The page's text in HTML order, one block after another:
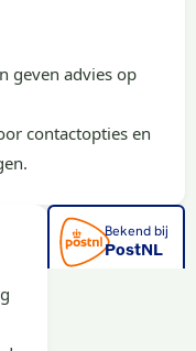
geven advies op
contactopties en